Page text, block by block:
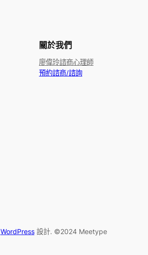
關於我們
廖偉玲諮商心理師
預約諮商/諮詢
WordPress設計. ©2024 Meetype